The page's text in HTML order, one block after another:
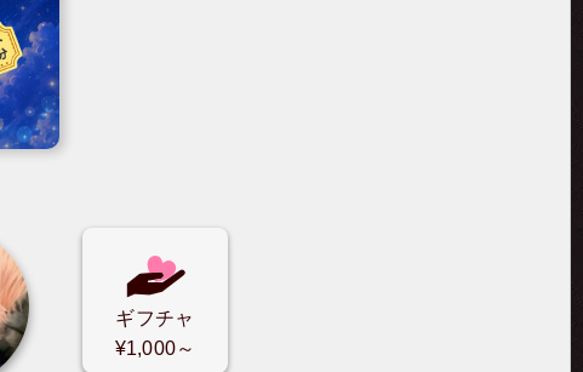
ギフチャ
¥1,000～